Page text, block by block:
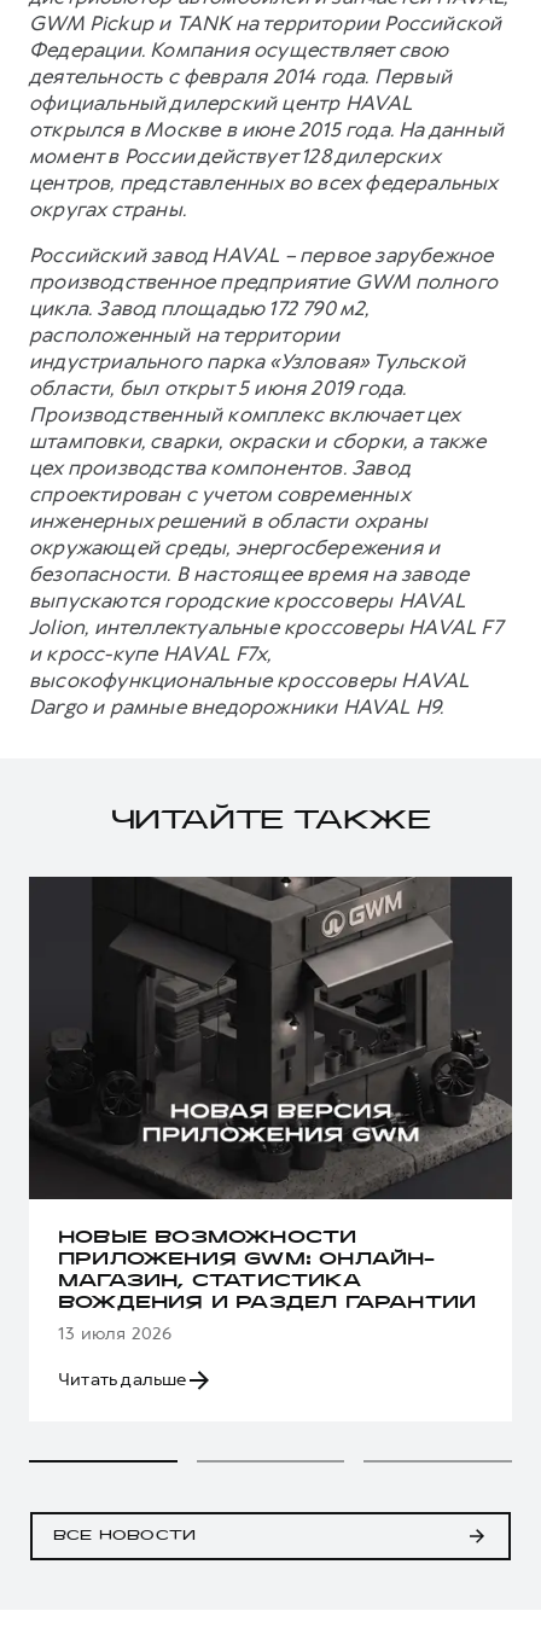
GWM Pickup и TANK на территории Российской
Федерации. Компания осуществляет свою
деятельность с февраля 2014 года. Первый
официальный дилерский центр HAVAL
открылся в Москве в июне 2015 года. На данный
момент в России действует 128 дилерских
центров, представленных во всех федеральных
округах страны.
Российский завод HAVAL – первое зарубежное
производственное предприятие GWM полного
цикла. Завод площадью 172 790 м2,
расположенный на территории
индустриального парка «Узловая» Тульской
области, был открыт 5 июня 2019 года.
Производственный комплекс включает цех
штамповки, сварки, окраски и сборки, а также
цех производства компонентов. Завод
спроектирован с учетом современных
инженерных решений в области охраны
окружающей среды, энергосбережения и
безопасности. В настоящее время на заводе
выпускаются городские кроссоверы HAVAL
Jolion, интеллектуальные кроссоверы HAVAL F7
и кросс-купе HAVAL F7x,
высокофункциональные кроссоверы HAVAL
Dargo и рамные внедорожники HAVAL H9.
ЧИТАЙТЕ ТАКЖЕ
НОВЫЕ ВОЗМОЖНОСТИ
ПРИЛОЖЕНИЯ GWM: ОНЛАЙН-
МАГАЗИН, СТАТИСТИКА
ВОЖДЕНИЯ И РАЗДЕЛ ГАРАНТИИ
13 июля 2026
Читать дальше
ВСЕ НОВОСТИ